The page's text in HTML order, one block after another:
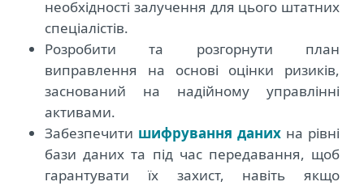
необхідності залучення для цього штатних
спеціалістів.
Розробити та розгорнути план
виправлення на основі оцінки ризиків,
заснований на надійному управлінні
активами.
Забезпечити шифрування даних на рівні
бази даних та під час передавання, щоб
гарантувати їх захист, навіть якщо